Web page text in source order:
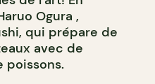
Ogura ,
qui prépare de
avec de
poissons.